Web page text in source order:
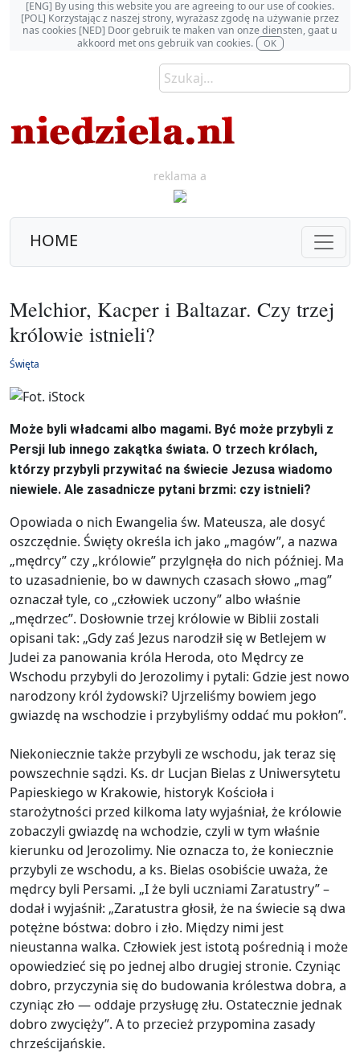
[ENG] By using this website you are agreeing to our use of cookies.
[POL] Korzystając z naszej strony, wyrażasz zgodę na używanie przez
nas cookies [NED] Door gebruik te maken van onze diensten, gaat u
akkoord met ons gebruik van cookies.
OK
reklama a
HOME
Melchior, Kacper i Baltazar. Czy trzej
królowie istnieli?
Święta
Może byli władcami albo magami. Być może przybyli z
Persji lub innego zakątka świata. O trzech królach,
którzy przybyli przywitać na świecie Jezusa wiadomo
niewiele. Ale zasadnicze pytani brzmi: czy istnieli?
Opowiada o nich Ewangelia św. Mateusza, ale dosyć
oszczędnie. Święty określa ich jako „magów”, a nazwa
„mędrcy” czy „królowie” przylgnęła do nich później. Ma
to uzasadnienie, bo w dawnych czasach słowo „mag”
oznaczał tyle, co „człowiek uczony” albo właśnie
„mędrzec”. Dosłownie trzej królowie w Biblii zostali
opisani tak: „Gdy zaś Jezus narodził się w Betlejem w
Judei za panowania króla Heroda, oto Mędrcy ze
Wschodu przybyli do Jerozolimy i pytali: Gdzie jest nowo
narodzony król żydowski? Ujrzeliśmy bowiem jego
gwiazdę na wschodzie i przybyliśmy oddać mu pokłon”.
Niekoniecznie także przybyli ze wschodu, jak teraz się
powszechnie sądzi. Ks. dr Lucjan Bielas z Uniwersytetu
Papieskiego w Krakowie, historyk Kościoła i
starożytności przed kilkoma laty wyjaśniał, że królowie
zobaczyli gwiazdę na wchodzie, czyli w tym właśnie
kierunku od Jerozolimy. Nie oznacza to, że koniecznie
przybyli ze wschodu, a ks. Bielas osobiście uważa, że
mędrcy byli Persami. „I że byli uczniami Zaratustry” –
dodał i wyjaśnił: „Zaratustra głosił, że na świecie są dwa
potężne bóstwa: dobro i zło. Między nimi jest
nieustanna walka. Człowiek jest istotą pośrednią i może
opowiedzieć się po jednej albo drugiej stronie. Czyniąc
dobro, przyczynia się do budowania królestwa dobra, a
czyniąc zło — oddaje przysługę złu. Ostatecznie jednak
dobro zwycięży”. A to przecież przypomina zasady
chrześcijańskie.